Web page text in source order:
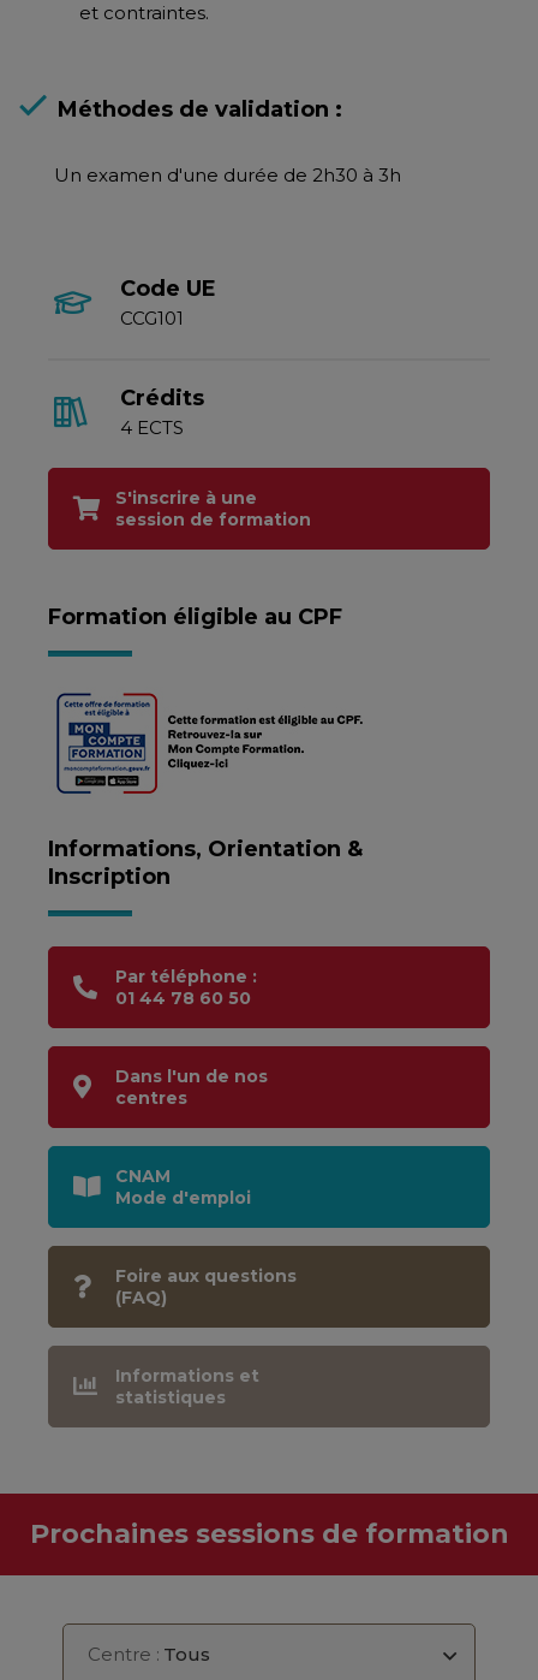
et contraintes.
Méthodes de validation :
Un examen d'une durée de 2h30 à 3h
Code UE
CCG101
Crédits
4 ECTS
S'inscrire à une
session de formation
Formation éligible au CPF
Informations, Orientation &
Inscription
Par téléphone :
01 44 78 60 50
Dans l'un de nos
centres
CNAM
Mode d'emploi
Foire aux questions
(FAQ)
Informations et
statistiques
Prochaines sessions de formation
Centre : Tous